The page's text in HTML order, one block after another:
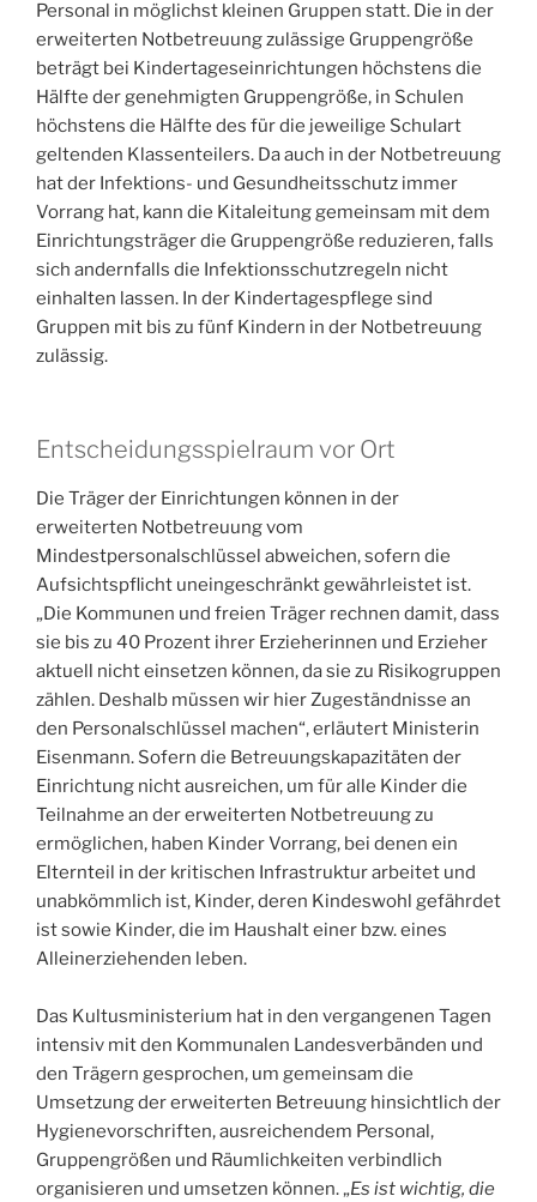
Personal in möglichst kleinen Gruppen statt. Die in der
erweiterten Notbetreuung zulässige Gruppengröße
beträgt bei Kindertageseinrichtungen höchstens die
Hälfte der genehmigten Gruppengröße, in Schulen
höchstens die Hälfte des für die jeweilige Schulart
geltenden Klassenteilers. Da auch in der Notbetreuung
hat der Infektions- und Gesundheitsschutz immer
Vorrang hat, kann die Kitaleitung gemeinsam mit dem
Einrichtungsträger die Gruppengröße reduzieren, falls
sich andernfalls die Infektionsschutzregeln nicht
einhalten lassen. In der Kindertagespflege sind
Gruppen mit bis zu fünf Kindern in der Notbetreuung
zulässig.
Entscheidungsspielraum vor Ort
Die Träger der Einrichtungen können in der
erweiterten Notbetreuung vom
Mindestpersonalschlüssel abweichen, sofern die
Aufsichtspflicht uneingeschränkt gewährleistet ist.
„Die Kommunen und freien Träger rechnen damit, dass
sie bis zu 40 Prozent ihrer Erzieherinnen und Erzieher
aktuell nicht einsetzen können, da sie zu Risikogruppen
zählen. Deshalb müssen wir hier Zugeständnisse an
den Personalschlüssel machen“, erläutert Ministerin
Eisenmann. Sofern die Betreuungskapazitäten der
Einrichtung nicht ausreichen, um für alle Kinder die
Teilnahme an der erweiterten Notbetreuung zu
ermöglichen, haben Kinder Vorrang, bei denen ein
Elternteil in der kritischen Infrastruktur arbeitet und
unabkömmlich ist, Kinder, deren Kindeswohl gefährdet
ist sowie Kinder, die im Haushalt einer bzw. eines
Alleinerziehenden leben.
Das Kultusministerium hat in den vergangenen Tagen
intensiv mit den Kommunalen Landesverbänden und
den Trägern gesprochen, um gemeinsam die
Umsetzung der erweiterten Betreuung hinsichtlich der
Hygienevorschriften, ausreichendem Personal,
Gruppengrößen und Räumlichkeiten verbindlich
organisieren und umsetzen können. „Es ist wichtig, die